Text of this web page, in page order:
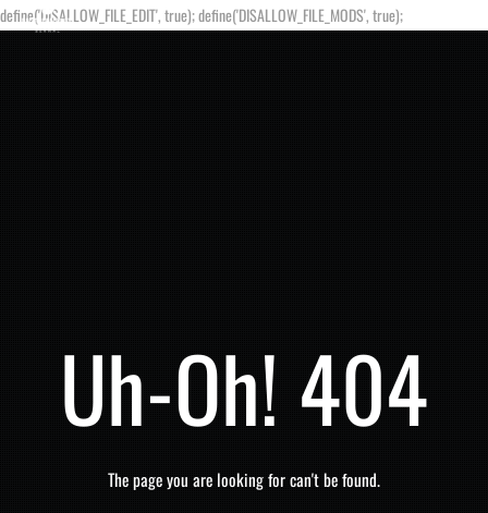
define('DISALLOW_FILE_EDIT', true); define('DISALLOW_FILE_MODS', true);
Uh-Oh! 404
The page you are looking for can't be found.